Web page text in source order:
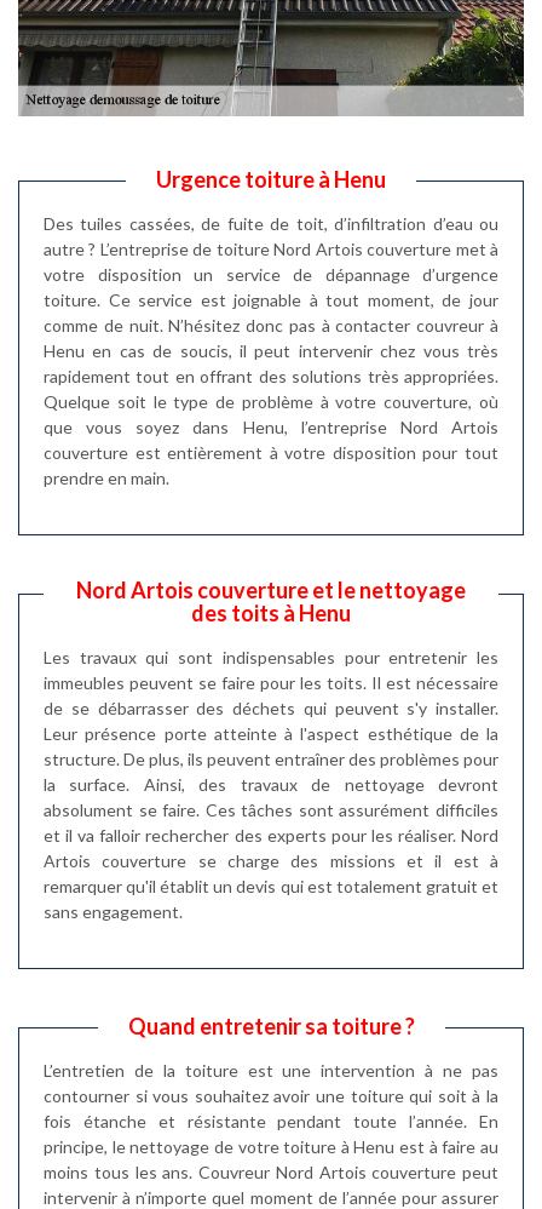
Urgence toiture à Henu
Des tuiles cassées, de fuite de toit, d’infiltration d’eau ou
autre ? L’entreprise de toiture Nord Artois couverture met à
votre disposition un service de dépannage d’urgence
toiture. Ce service est joignable à tout moment, de jour
comme de nuit. N’hésitez donc pas à contacter couvreur à
Henu en cas de soucis, il peut intervenir chez vous très
rapidement tout en offrant des solutions très appropriées.
Quelque soit le type de problème à votre couverture, où
que vous soyez dans Henu, l’entreprise Nord Artois
couverture est entièrement à votre disposition pour tout
prendre en main.
Nord Artois couverture et le nettoyage
des toits à Henu
Les travaux qui sont indispensables pour entretenir les
immeubles peuvent se faire pour les toits. Il est nécessaire
de se débarrasser des déchets qui peuvent s'y installer.
Leur présence porte atteinte à l'aspect esthétique de la
structure. De plus, ils peuvent entraîner des problèmes pour
la surface. Ainsi, des travaux de nettoyage devront
absolument se faire. Ces tâches sont assurément difficiles
et il va falloir rechercher des experts pour les réaliser. Nord
Artois couverture se charge des missions et il est à
remarquer qu'il établit un devis qui est totalement gratuit et
sans engagement.
Quand entretenir sa toiture ?
L’entretien de la toiture est une intervention à ne pas
contourner si vous souhaitez avoir une toiture qui soit à la
fois étanche et résistante pendant toute l’année. En
principe, le nettoyage de votre toiture à Henu est à faire au
moins tous les ans. Couvreur Nord Artois couverture peut
intervenir à n’importe quel moment de l’année pour assurer